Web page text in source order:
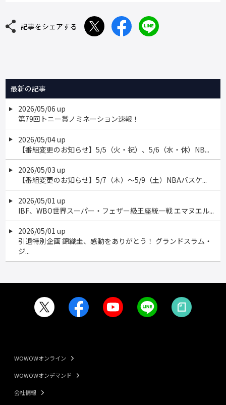
記事をシェアする
最新の記事
2026/05/06 up
第79回トニー賞ノミネーション速報！
2026/05/04 up
【番組変更のお知らせ】5/5（火・祝）、5/6（水・休）NB...
2026/05/03 up
【番組変更のお知らせ】5/7（木）～5/9（土）NBAバスケ...
2026/05/01 up
IBF、WBO世界スーパー・フェザー級王座統一戦 エマヌエル...
2026/05/01 up
引退特別企画 錦織圭、感動をありがとう！ グランドスラム・
ジ...
WOWOWオンライン
WOWOWオンデマンド
会社情報